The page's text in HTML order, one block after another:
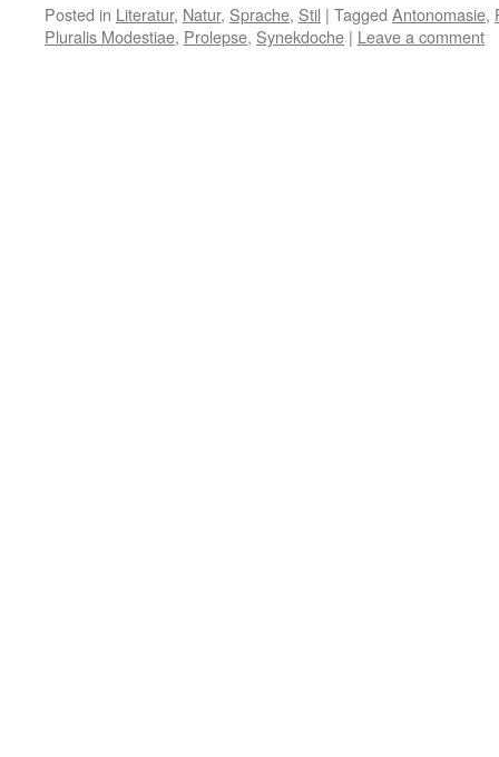
Posted in Literatur, Natur, Sprache, Stil | Tagged Antonomasie,
Pluralis Modestiae, Prolepse, Synekdoche | Leave a comment